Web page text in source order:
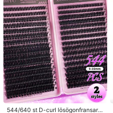
544/640 st D-curl lösögonfransar,